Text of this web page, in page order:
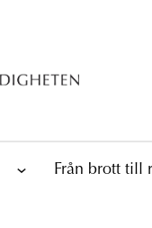
Från brott till